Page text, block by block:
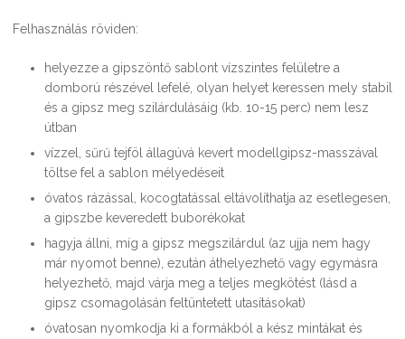
Felhasználás röviden:
helyezze a gipszöntő sablont vízszintes felületre a
domború részével lefelé, olyan helyet keressen mely stabil
és a gipsz meg szilárdulásáig (kb. 10-15 perc) nem lesz
útban
vízzel, sűrű tejföl állagúvá kevert modellgipsz-masszával
töltse fel a sablon mélyedéseit
óvatos rázással, kocogtatással eltávolíthatja az esetlegesen,
a gipszbe keveredett buborékokat
hagyja állni, míg a gipsz megszilárdul (az ujja nem hagy
már nyomot benne), ezután áthelyezhető vagy egymásra
helyezhető, majd várja meg a teljes megkötést (lásd a
gipsz csomagolásán feltüntetett utasításokat)
óvatosan nyomkodja ki a formákból a kész mintákat és